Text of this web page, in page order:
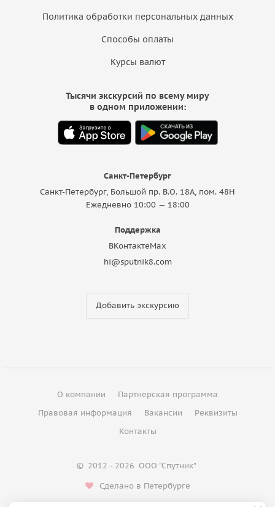
Политика обработки персональных данных
Способы оплаты
Курсы валют
Санкт-Петербург
Санкт-Петербург, Большой пр. В.О. 18A, пом. 48Н
Ежедневно 10:00 — 18:00
Поддержка
ВКонтактеMax
hi@sputnik8.com
Добавить экскурсию
Тысячи экскурсий по всему миру
в одном приложении:
О компании
Партнерская программа
Правовая информация
Вакансии
Реквизиты
Контакты
© 2012 - 2026 ООО "Спутник"
Сделано в Петербурге